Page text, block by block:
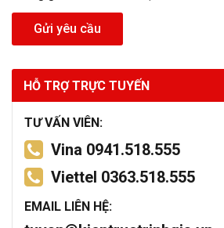
Gửi yêu cầu
HỖ TRỢ TRỰC TUYẾN
TƯ VẤN VIÊN:
Vina 0941.518.555
Viettel 0363.518.555
EMAIL LIÊN HỆ: